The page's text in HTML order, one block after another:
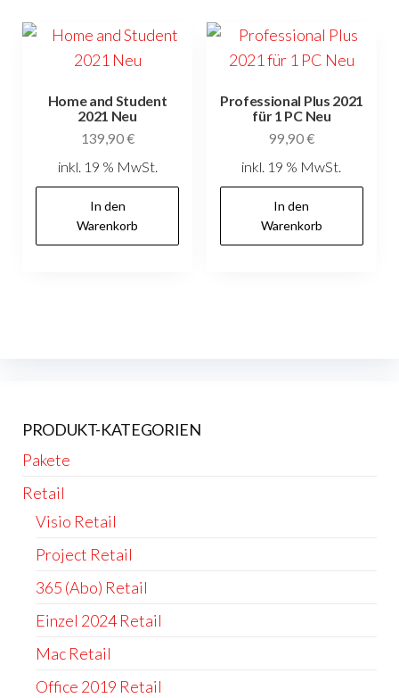
Home and Student
2021 Neu
139,90€
inkl. 19 % MwSt.
In den
Warenkorb
Professional Plus 2021
für 1 PC Neu
99,90€
inkl. 19 % MwSt.
In den
Warenkorb
PRODUKT-KATEGORIEN
Pakete
Retail
Visio Retail
Project Retail
365 (Abo) Retail
Einzel 2024 Retail
Mac Retail
Office 2019 Retail